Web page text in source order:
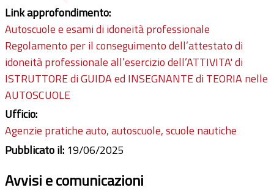
Link approfondimento:
Autoscuole e esami di idoneità professionale
Regolamento per il conseguimento dell’attestato di
idoneità professionale all’esercizio dell’ATTIVITA' di
ISTRUTTORE di GUIDA ed INSEGNANTE di TEORIA nelle
AUTOSCUOLE
Ufficio:
Agenzie pratiche auto, autoscuole, scuole nautiche
Pubblicato il: 19/06/2025
Avvisi e comunicazioni